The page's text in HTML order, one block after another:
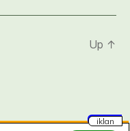
Up ↑
iklan